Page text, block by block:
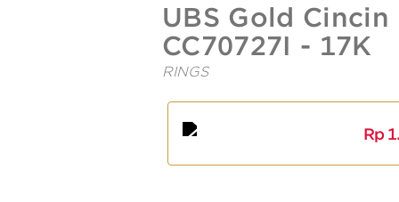
UBSLifestyle
https://ubslifestyle.com/ubs-
gold-
cincin-
emas-
luna-
cc70727i-
UBS Gold Cincin
CC70727I - 17K
RINGS
Rp